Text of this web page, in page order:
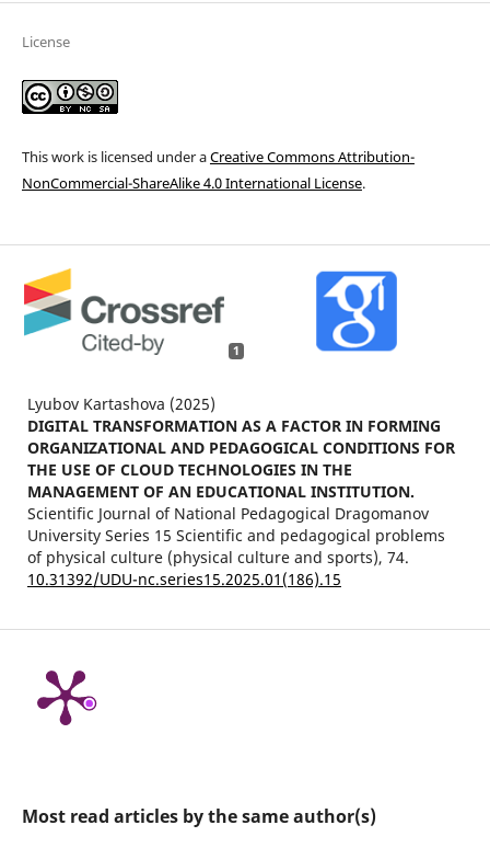
License
This work is licensed under aCreative Commons Attribution-
NonCommercial-ShareAlike 4.0 International License.
1
Lyubov Kartashova (2025)
DIGITAL TRANSFORMATION AS A FACTOR IN FORMING
ORGANIZATIONAL AND PEDAGOGICAL CONDITIONS FOR
THE USE OF CLOUD TECHNOLOGIES IN THE
MANAGEMENT OF AN EDUCATIONAL INSTITUTION.
Scientific Journal of National Pedagogical Dragomanov
University Series 15 Scientific and pedagogical problems
of physical culture (physical culture and sports), 74.
10.31392/UDU-nc.series15.2025.01(186).15
Most read articles by the same author(s)